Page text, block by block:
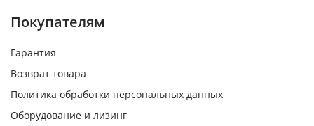
Покупателям
Гарантия
Возврат товара
Политика обработки персональных данных
Оборудование и лизинг